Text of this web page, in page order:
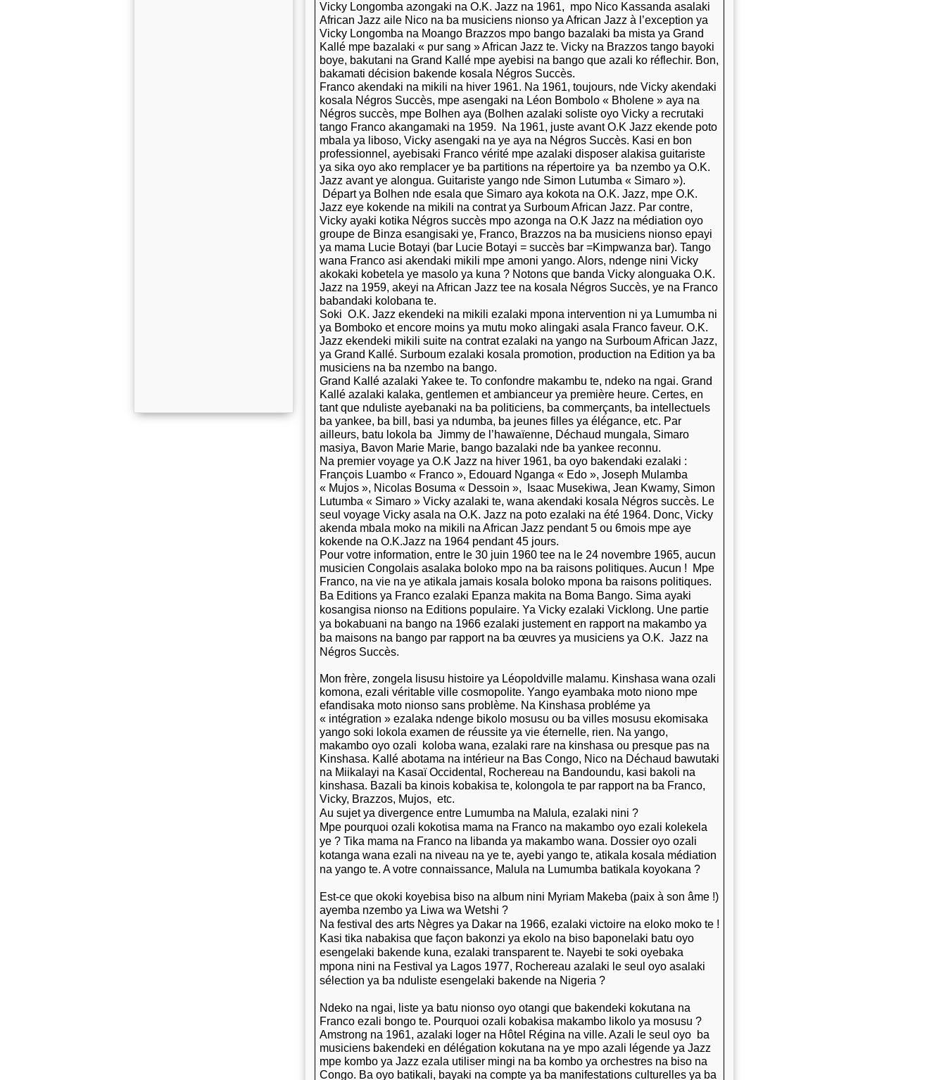
Vicky Longomba azongaki na O.K. Jazz na 1961, mpo Nico Kassanda asalaki
African Jazz aile Nico na ba musiciens nionso ya African Jazz à l’exception ya
Vicky Longomba na Moango Brazzos mpo bango bazalaki ba mista ya Grand
Kallé mpe bazalaki « pur sang » African Jazz te. Vicky na Brazzos tango bayoki
boye, bakutani na Grand Kallé mpe ayebisi na bango que azali ko réflechir. Bon,
bakamati décision bakende kosala Négros Succès.
Franco akendaki na mikili na hiver 1961. Na 1961, toujours, nde Vicky akendaki
kosala Négros Succès, mpe asengaki na Léon Bombolo « Bholene » aya na
Négros succès, mpe Bolhen aya (Bolhen azalaki soliste oyo Vicky a recrutaki
tango Franco akangamaki na 1959. Na 1961, juste avant O.K Jazz ekende poto
mbala ya liboso, Vicky asengaki na ye aya na Négros Succès. Kasi en bon
professionnel, ayebisaki Franco vérité mpe azalaki disposer alakisa guitariste
ya sika oyo ako remplacer ye ba partitions na répertoire ya ba nzembo ya O.K.
Jazz avant ye alongua. Guitariste yango nde Simon Lutumba « Simaro »).
Départ ya Bolhen nde esala que Simaro aya kokota na O.K. Jazz, mpe O.K.
Jazz eye kokende na mikili na contrat ya Surboum African Jazz. Par contre,
Vicky ayaki kotika Négros succès mpo azonga na O.K Jazz na médiation oyo
groupe de Binza esangisaki ye, Franco, Brazzos na ba musiciens nionso epayi
ya mama Lucie Botayi (bar Lucie Botayi = succès bar =Kimpwanza bar). Tango
wana Franco asi akendaki mikili mpe amoni yango. Alors, ndenge nini Vicky
akokaki kobetela ye masolo ya kuna ? Notons que banda Vicky alonguaka O.K.
Jazz na 1959, akeyi na African Jazz tee na kosala Négros Succès, ye na Franco
babandaki kolobana te.
Soki O.K. Jazz ekendeki na mikili ezalaki mpona intervention ni ya Lumumba ni
ya Bomboko et encore moins ya mutu moko alingaki asala Franco faveur. O.K.
Jazz ekendeki mikili suite na contrat ezalaki na yango na Surboum African Jazz,
ya Grand Kallé. Surboum ezalaki kosala promotion, production na Edition ya ba
musiciens na ba nzembo na bango.
Grand Kallé azalaki Yakee te. To confondre makambu te, ndeko na ngai. Grand
Kallé azalaki kalaka, gentlemen et ambianceur ya première heure. Certes, en
tant que nduliste ayebanaki na ba politiciens, ba commerçants, ba intellectuels
ba yankee, ba bill, basi ya ndumba, ba jeunes filles ya élégance, etc. Par
ailleurs, batu lokola ba Jimmy de l’hawaïenne, Déchaud mungala, Simaro
masiya, Bavon Marie Marie, bango bazalaki nde ba yankee reconnu.
Na premier voyage ya O.K Jazz na hiver 1961, ba oyo bakendaki ezalaki :
François Luambo « Franco », Edouard Nganga « Edo », Joseph Mulamba
« Mujos », Nicolas Bosuma « Dessoin », Isaac Musekiwa, Jean Kwamy, Simon
Lutumba « Simaro » Vicky azalaki te, wana akendaki kosala Négros succès. Le
seul voyage Vicky asala na O.K. Jazz na poto ezalaki na été 1964. Donc, Vicky
akenda mbala moko na mikili na African Jazz pendant 5 ou 6mois mpe aye
kokende na O.K.Jazz na 1964 pendant 45 jours.
Pour votre information, entre le 30 juin 1960 tee na le 24 novembre 1965, aucun
musicien Congolais asalaka boloko mpo na ba raisons politiques. Aucun ! Mpe
Franco, na vie na ye atikala jamais kosala boloko mpona ba raisons politiques.
Ba Editions ya Franco ezalaki Epanza makita na Boma Bango. Sima ayaki
kosangisa nionso na Editions populaire. Ya Vicky ezalaki Vicklong. Une partie
ya bokabuani na bango na 1966 ezalaki justement en rapport na makambo ya
ba maisons na bango par rapport na ba œuvres ya musiciens ya O.K. Jazz na
Négros Succès.
Mon frère, zongela lisusu histoire ya Léopoldville malamu. Kinshasa wana ozali
komona, ezali véritable ville cosmopolite. Yango eyambaka moto niono mpe
efandisaka moto nionso sans problème. Na Kinshasa probléme ya
« intégration » ezalaka ndenge bikolo mosusu ou ba villes mosusu ekomisaka
yango soki lokola examen de réussite ya vie éternelle, rien. Na yango,
makambo oyo ozali koloba wana, ezalaki rare na kinshasa ou presque pas na
Kinshasa. Kallé abotama na intérieur na Bas Congo, Nico na Déchaud bawutaki
na Miikalayi na Kasaï Occidental, Rochereau na Bandoundu, kasi bakoli na
kinshasa. Bazali ba kinois kobakisa te, kolongola te par rapport na ba Franco,
Vicky, Brazzos, Mujos, etc.
Au sujet ya divergence entre Lumumba na Malula, ezalaki nini ?
Mpe pourquoi ozali kokotisa mama na Franco na makambo oyo ezali kolekela
ye ? Tika mama na Franco na libanda ya makambo wana. Dossier oyo ozali
kotanga wana ezali na niveau na ye te, ayebi yango te, atikala kosala médiation
na yango te. A votre connaissance, Malula na Lumumba batikala koyokana ?
Est-ce que okoki koyebisa biso na album nini Myriam Makeba (paix à son âme !)
ayemba nzembo ya Liwa wa Wetshi ?
Na festival des arts Nègres ya Dakar na 1966, ezalaki victoire na eloko moko te !
Kasi tika nabakisa que façon bakonzi ya ekolo na biso baponelaki batu oyo
esengelaki bakende kuna, ezalaki transparent te. Nayebi te soki oyebaka
mpona nini na Festival ya Lagos 1977, Rochereau azalaki le seul oyo asalaki
sélection ya ba nduliste esengelaki bakende na Nigeria ?
Ndeko na ngai, liste ya batu nionso oyo otangi que bakendeki kokutana na
Franco ezali bongo te. Pourquoi ozali kobakisa makambo likolo ya mosusu ?
Amstrong na 1961, azalaki loger na Hôtel Régina na ville. Azali le seul oyo ba
musiciens bakendeki en délégation kokutana na ye mpo azali légende ya Jazz
mpe kombo ya Jazz ezala utiliser mingi na ba kombo ya orchestres na biso na
Congo. Ba oyo batikali, bayaki na compte ya ba manifestations culturelles ya ba